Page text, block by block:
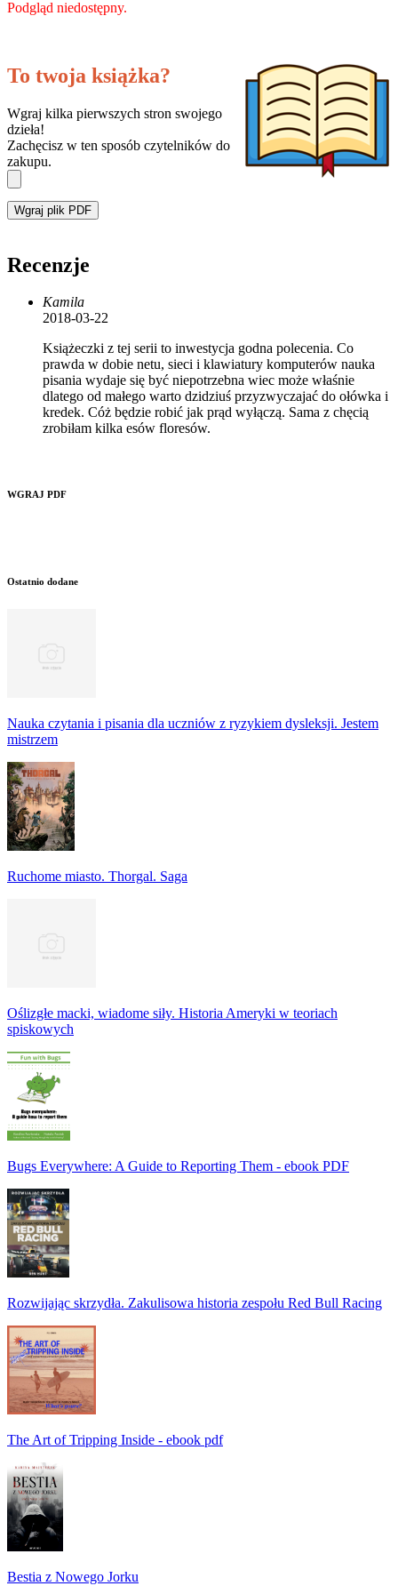
Podgląd niedostępny.
To twoja książka?
Wgraj kilka pierwszych stron swojego
dzieła!
Zachęcisz w ten sposób czytelników do
zakupu.
Wgraj plik PDF
Recenzje
Kamila
2018-03-22
Książeczki z tej serii to inwestycja godna polecenia. Co
prawda w dobie netu, sieci i klawiatury komputerów nauka
pisania wydaje się być niepotrzebna wiec może właśnie
dlatego od małego warto dzidziuś przyzwyczajać do ołówka i
kredek. Cóż będzie robić jak prąd wyłączą. Sama z chęcią
zrobiłam kilka esów floresów.
WGRAJ PDF
Ostatnio dodane
Nauka czytania i pisania dla uczniów z ryzykiem dysleksji. Jestem
mistrzem
Ruchome miasto. Thorgal. Saga
Oślizgłe macki, wiadome siły. Historia Ameryki w teoriach
spiskowych
Bugs Everywhere: A Guide to Reporting Them - ebook PDF
Rozwijając skrzydła. Zakulisowa historia zespołu Red Bull Racing
The Art of Tripping Inside - ebook pdf
Bestia z Nowego Jorku